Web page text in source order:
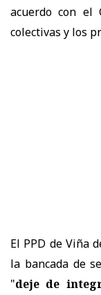
acuerdo con el
colectivas y los
El PPD de Viña
la bancada de
"deje de